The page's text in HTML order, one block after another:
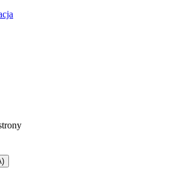
się w nowej karcie